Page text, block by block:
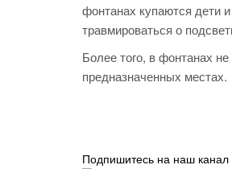
фонтанах купаются дети
травмироваться о
Более того, в фонтанах
предназначенных местах.
Подпишитесь на наш канал